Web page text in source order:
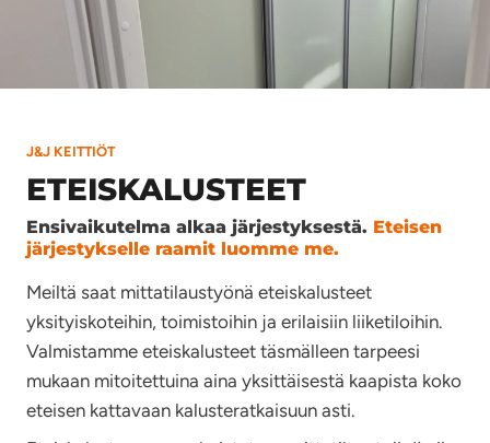
J&J KEITTIÖT
ETEISKALUSTEET
Ensivaikutelma alkaa järjestyksestä. Eteisen
järjestykselle raamit luomme me.
Meiltä saat mittatilaustyönä eteiskalusteet
yksityiskoteihin, toimistoihin ja erilaisiin liiketiloihin.
Valmistamme eteiskalusteet täsmälleen tarpeesi
mukaan mitoitettuina aina yksittäisestä kaapista koko
eteisen kattavaan kalusteratkaisuun asti.